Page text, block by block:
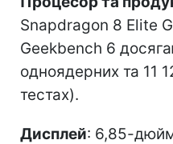
Snapdragon 8 Elite
Geekbench 6
одноядерних та 11
тестах).
Дисплей: 6,85-